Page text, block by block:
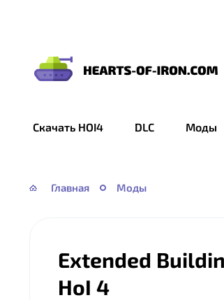
Hearts
Скачать HOI4 DLC Моды
Главная Моды
Extended
HoI 4